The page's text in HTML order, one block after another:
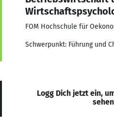
FOM Hochschule für
Schwerpunkt: Führung und
Logg Dich jetzt ein,